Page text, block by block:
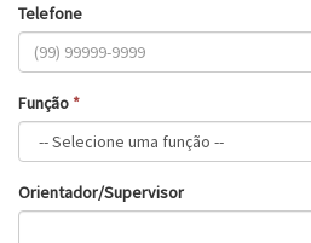
Telefone
Função *
Orientador/Supervisor